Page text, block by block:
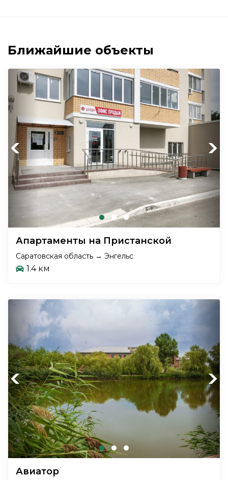
Ближайшие объекты
Previous Next
Апартаменты на Пристанской
Саратовская область → Энгельс
1.4 км
Previous Next
Авиатор